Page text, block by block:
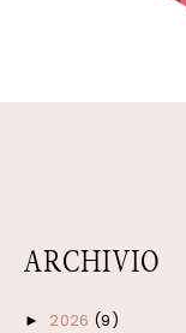
ARCHIVIO
► 2026 (9)